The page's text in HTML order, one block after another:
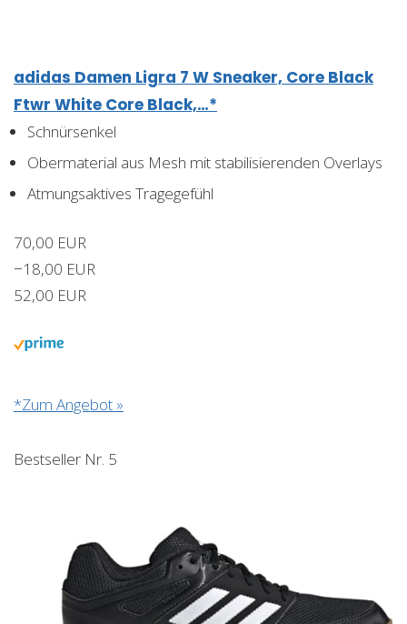
adidas Damen Ligra 7 W Sneaker, Core Black
Ftwr White Core Black,…*
Schnürsenkel
Obermaterial aus Mesh mit stabilisierenden Overlays
Atmungsaktives Tragegefühl
70,00 EUR
−18,00 EUR
52,00 EUR
*Zum Angebot »
Bestseller Nr. 5